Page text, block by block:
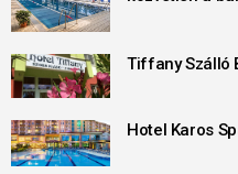
Tiffany Szálló
Hotel Karos